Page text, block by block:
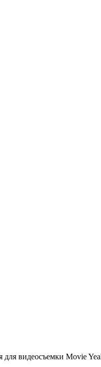
видеосъемки Movie